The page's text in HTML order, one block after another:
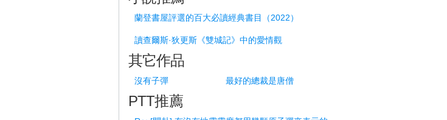
蘭登書屋評選的百大必讀經典書目（2022）
讀查爾斯·狄更斯《雙城記》中的愛情觀
其它作品
沒有子彈 最好的總裁是唐僧
PTT推薦